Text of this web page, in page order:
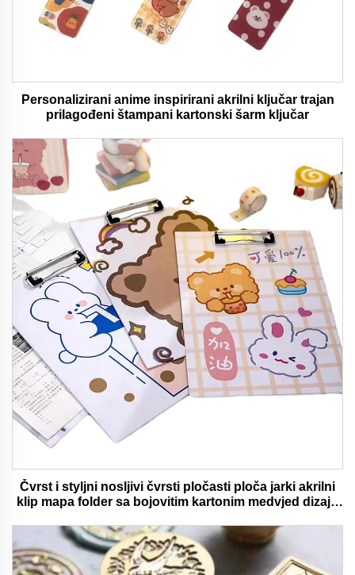
Personalizirani anime inspirirani akrilni ključar trajan
prilagođeni štampani kartonski šarm ključar
Čvrst i styljni nosljivi čvrsti pločasti ploča jarki akrilni
klip mapa folder sa bojovitim kartonim medvjed dizajn